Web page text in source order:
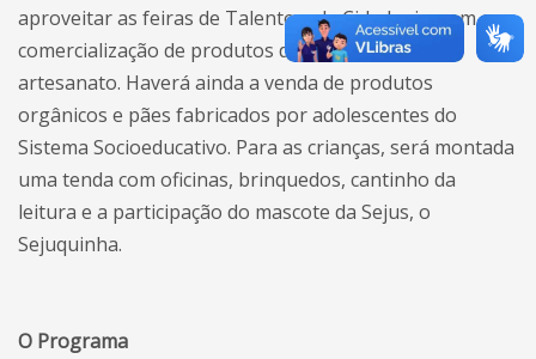
aproveitar as feiras de Talento e da Cidadania, com a
comercialização de produtos de gastronomia e
artesanato. Haverá ainda a venda de produtos
orgânicos e pães fabricados por adolescentes do
Sistema Socioeducativo. Para as crianças, será montada
uma tenda com oficinas, brinquedos, cantinho da
leitura e a participação do mascote da Sejus, o
Sejuquinha.
O Programa